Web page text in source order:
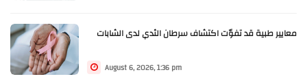
معايير طبية قد تفوّت اكتشاف سرطان الثدي لدى الشابات
August 6, 2026, 1:36 pm